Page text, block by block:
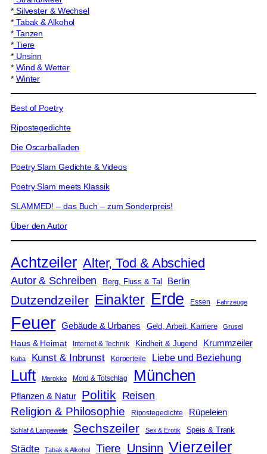
*Silvester & Wechsel
*Tabak & Alkohol
*Tanzen
*Tiere
*Unsinn
* Wind & Wetter
* Winter
Best of Poetry
Ripostegedichte
Die Oscarballaden
Poetry Slam Gedichte & Videos
Poetry Slam meets Klassik
SLAMMED! – das Buch – zum Sonderpreis!
Über den Autor
Achtzeiler Alter, Tod & Abschied
Autor & Schreiben Berg, Fluss & Tal Berlin
Dutzendzeiler Einakter Erde Essen Fahrzeuge
Feuer Gebäude & Urbanes Geld, Arbeit, Karriere Grusel
Haus & Heimat Internet & Technik Kindheit & Jugend Krummzeiler
Kuba Kunst & Inbrunst Körperteile Liebe und Beziehung
Luft Marokko Mord & Totschlag München
Pflanzen & Natur Politik Reisen
Religion & Philosophie Ripostegedichte Rüpeleien
Schlaf & Langeweile Sechszeiler Sex & Erotik Speis & Trank
Städte Tabak & Alkohol Tiere Unsinn Vierzeiler